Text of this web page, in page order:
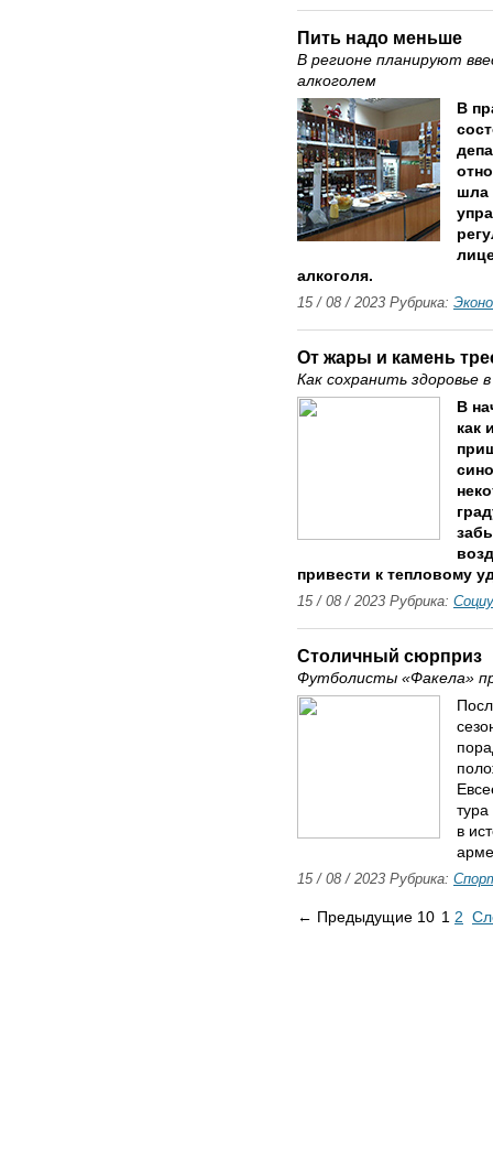
Пить надо меньше
В регионе планируют
алкоголем
В
шла
алкоголя.
15 / 08 / 2023 Рубрика:
От жары и камень
Как сохранить здоровье
В
как
привести к тепловому
15 / 08 / 2023 Рубрика:
Столичный сюрприз
Футболисты «Факела»
в
15 / 08 / 2023 Рубрика:
← Предыдущие 10 1 2